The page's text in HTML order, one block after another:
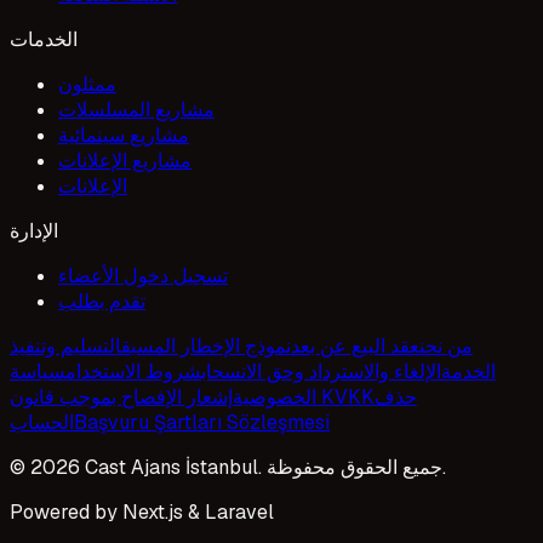
الخدمات
ممثلون
مشاريع المسلسلات
مشاريع سينمائية
مشاريع الإعلانات
الإعلانات
الإدارة
تسجيل دخول الأعضاء
تقدم بطلب
من نحنعقد البيع عن بعدنموذج الإخطار المسبقالتسليم وتنفيذ
الخدمةالإلغاء والاسترداد وحق الانسحابشروط الاستخدامسياسة
الخصوصية إشعار الإفصاح بموجب قانون KVKKحذف
الحسابBaşvuru Şartları Sözleşmesi
© 2026 Cast Ajans İstanbul. جميع الحقوق محفوظة.
Powered by Next.js & Laravel